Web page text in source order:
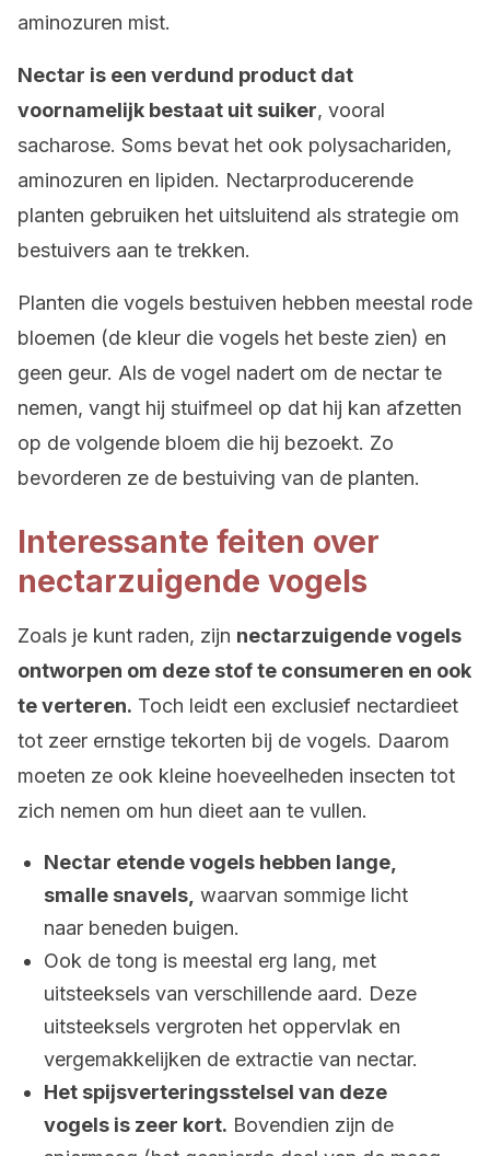
aminozuren mist.
Nectar is een verdund product dat
voornamelijk bestaat uit suiker, vooral
sacharose. Soms bevat het ook polysachariden,
aminozuren en lipiden. Nectarproducerende
planten gebruiken het uitsluitend als strategie om
bestuivers aan te trekken.
Planten die vogels bestuiven hebben meestal rode
bloemen (de kleur die vogels het beste zien) en
geen geur. Als de vogel nadert om de nectar te
nemen, vangt hij stuifmeel op dat hij kan afzetten
op de volgende bloem die hij bezoekt. Zo
bevorderen ze de bestuiving van de planten.
Interessante feiten over
nectarzuigende vogels
Zoals je kunt raden, zijn nectarzuigende vogels
ontworpen om deze stof te consumeren en ook
te verteren. Toch leidt een exclusief nectardieet
tot zeer ernstige tekorten bij de vogels. Daarom
moeten ze ook kleine hoeveelheden insecten tot
zich nemen om hun dieet aan te vullen.
Nectar etende vogels hebben lange,
smalle snavels, waarvan sommige licht
naar beneden buigen.
Ook de tong is meestal erg lang, met
uitsteeksels van verschillende aard. Deze
uitsteeksels vergroten het oppervlak en
vergemakkelijken de extractie van nectar.
Het spijsverteringsstelsel van deze
vogels is zeer kort. Bovendien zijn de